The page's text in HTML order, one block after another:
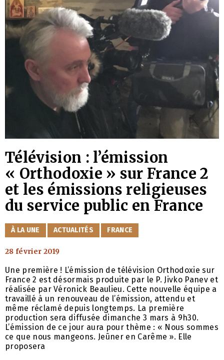
Télévision : l’émission
« Orthodoxie » sur France 2
et les émissions religieuses
du service public en France
CATÉGORIES
À LA UNE ACTUALITÉS FRANCE
28 février 2019
Une première ! L’émission de télévision Orthodoxie sur
France 2 est désormais produite par le P. Jivko Panev et
réalisée par Véronick Beaulieu. Cette nouvelle équipe a
travaillé à un renouveau de l’émission, attendu et
même réclamé depuis longtemps. La première
production sera diffusée dimanche 3 mars à 9h30.
L’émission de ce jour aura pour thème : « Nous sommes
ce que nous mangeons. Jeûner en Carême ». Elle
proposera